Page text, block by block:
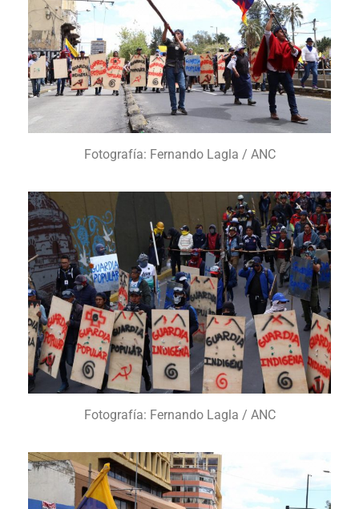
Fotografía: Fernando Lagla / ANC
Fotografía: Fernando Lagla / ANC